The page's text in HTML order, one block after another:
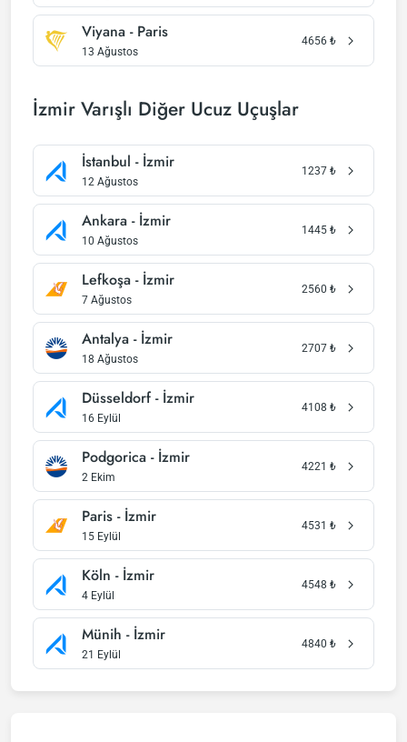
Viyana - Paris
13 Ağustos
4656 ₺
İzmir Varışlı Diğer Ucuz Uçuşlar
İstanbul - İzmir
12 Ağustos
1237 ₺
Ankara - İzmir
10 Ağustos
1445 ₺
Lefkoşa - İzmir
7 Ağustos
2560 ₺
Antalya - İzmir
18 Ağustos
2707 ₺
Düsseldorf - İzmir
16 Eylül
4108 ₺
Podgorica - İzmir
2 Ekim
4221 ₺
Paris - İzmir
15 Eylül
4531 ₺
Köln - İzmir
4 Eylül
4548 ₺
Münih - İzmir
21 Eylül
4840 ₺